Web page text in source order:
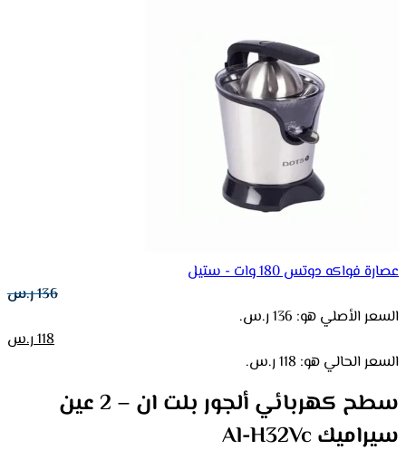
عصارة فواكه دوتس 180 وات - ستيل
136ر.س
السعر الأصلي هو: 136 ر.س.
118ر.س
السعر الحالي هو: 118 ر.س.
سطح كهربائي ألجور بلت ان – 2 عين
سيراميك Al-H32Vc